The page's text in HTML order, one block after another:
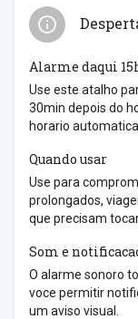
Alarme daqui
Use este atalho
30min depois do
horario
Quando usar
Use para
prolongados,
que precisam
Som e
O alarme sonoro
voce permitir
um aviso visual.